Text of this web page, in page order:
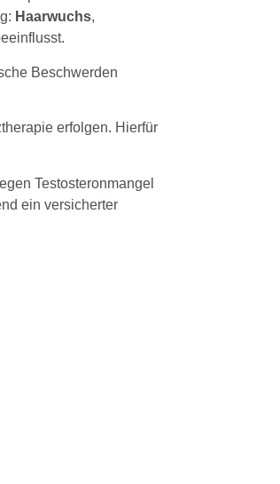
Haarwuchs,
Beschwerden
erfolgen. Hierfür
Testosteronmangel
ein versicherter